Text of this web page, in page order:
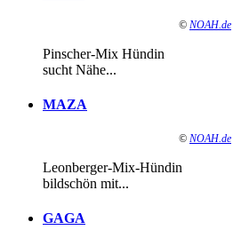
© NOAH.de
Pinscher-Mix Hündin
sucht Nähe...
MAZA
© NOAH.de
Leonberger-Mix-Hündin
bildschön mit...
GAGA